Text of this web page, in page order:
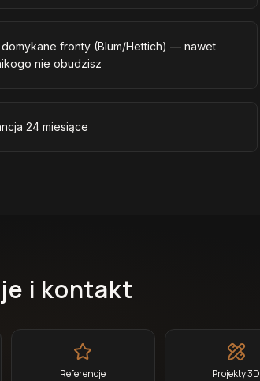
fronty (Blum/Hettich) — nawet
nie obudzisz
24 miesiące
i kontakt
Referencje Projekty 3D